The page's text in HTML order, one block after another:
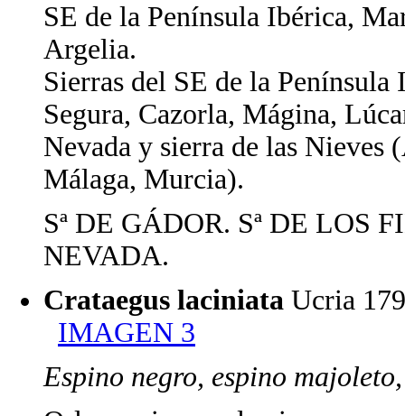
SE de la Península Ibérica,
Argelia.
Sierras del SE de la
Segura, Cazorla, Mágina,
Nevada y sierra de las Nieves
Málaga, Murcia).
Sª DE GÁDOR. Sª DE LOS
NEVADA.
Crataegus laciniata Ucria
IMAGEN 3
Espino negro, espino